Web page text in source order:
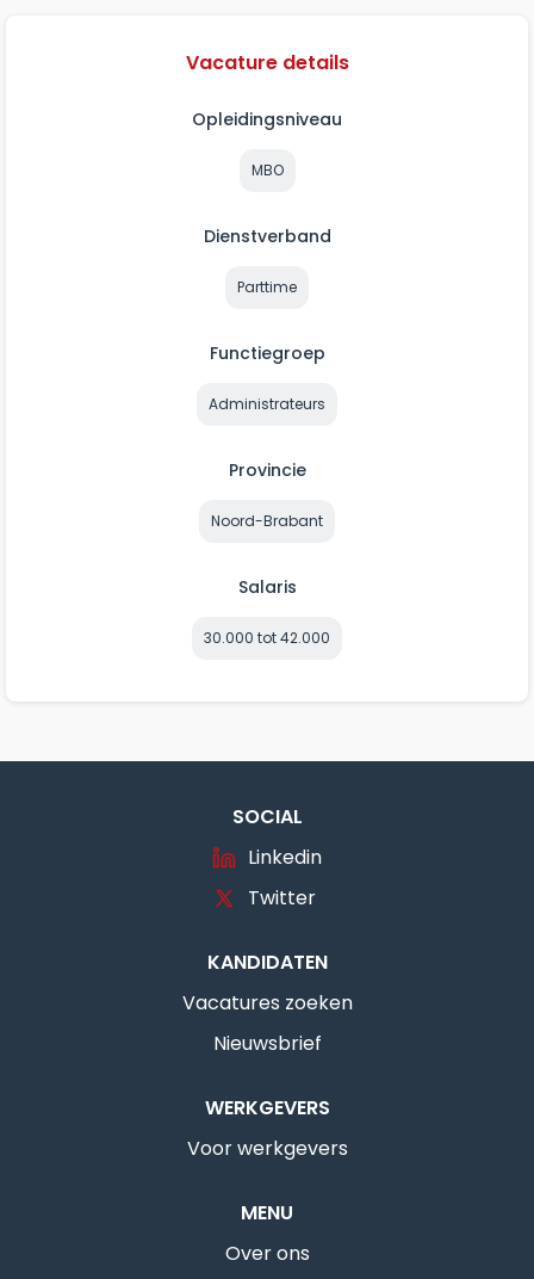
Vacature details
Opleidingsniveau
MBO
Dienstverband
Parttime
Functiegroep
Administrateurs
Provincie
Noord-Brabant
Salaris
30.000 tot 42.000
SOCIAL
Linkedin
Twitter
KANDIDATEN
Vacatures zoeken
Nieuwsbrief
WERKGEVERS
Voor werkgevers
MENU
Over ons